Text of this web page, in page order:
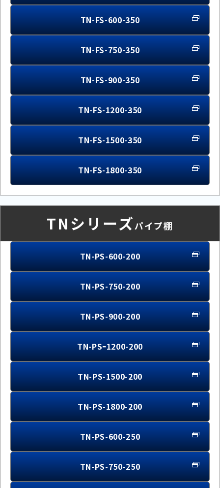
TN-FS-600-350
TN-FS-750-350
TN-FS-900-350
TN-FS-1200-350
TN-FS-1500-350
TN-FS-1800-350
TNシリーズパイプ棚
TN-PS-600-200
TN-PS-750-200
TN-PS-900-200
TN-PSｰ1200-200
TN-PS-1500-200
TN-PS-1800-200
TN-PS-600-250
TN-PS-750-250